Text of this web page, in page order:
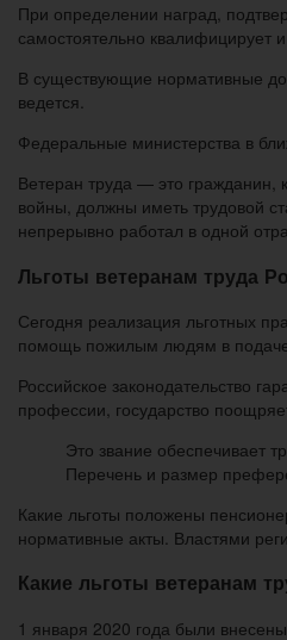
При определении наград,
самостоятельно квалифицирует
В существующие нормативные
ведется.
Федеральные министерства в
Ветеран труда — это гражданин,
войны, должны иметь трудовой
непрерывно работал в одной
Льготы ветеранам труда
Сегодня реализация льготных
помощь пожилым людям в подаче
Российское законодательство
профессии, государство
Это звание обеспечивает
Перечень и размер
Какие льготы положены
нормативные акты. Властями
Какие льготы ветеранам
1 января 2020 года были